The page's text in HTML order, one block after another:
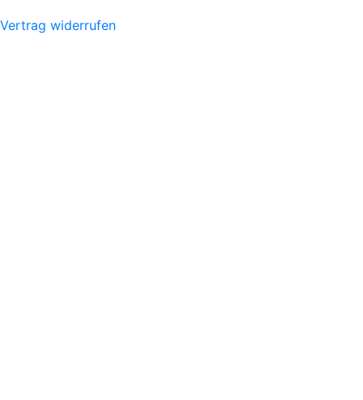
Vertrag widerrufen